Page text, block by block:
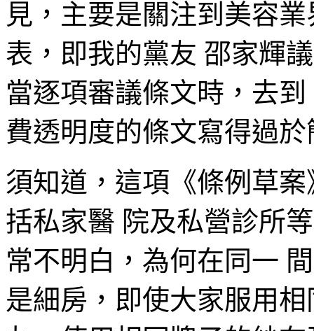
見，主要是關注到美容
表，即我的黨友 邵家輝
當逐項審議條文時，去
費透明度的條文寫得過
須知道，這項《條例草
括私家醫 院及私營診所
常不明白，為何在同一
是細房，即使大家服用